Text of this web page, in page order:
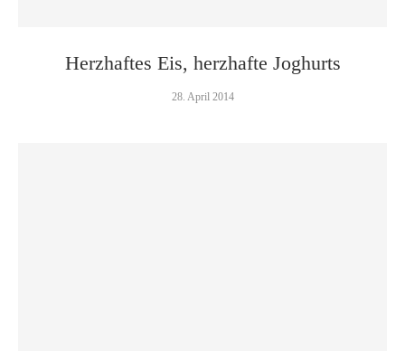
Herzhaftes Eis, herzhafte Joghurts
28. April 2014